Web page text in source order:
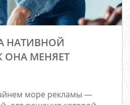
НАТИВНОЙ
ОНА МЕНЯЕТ
море рекламы —